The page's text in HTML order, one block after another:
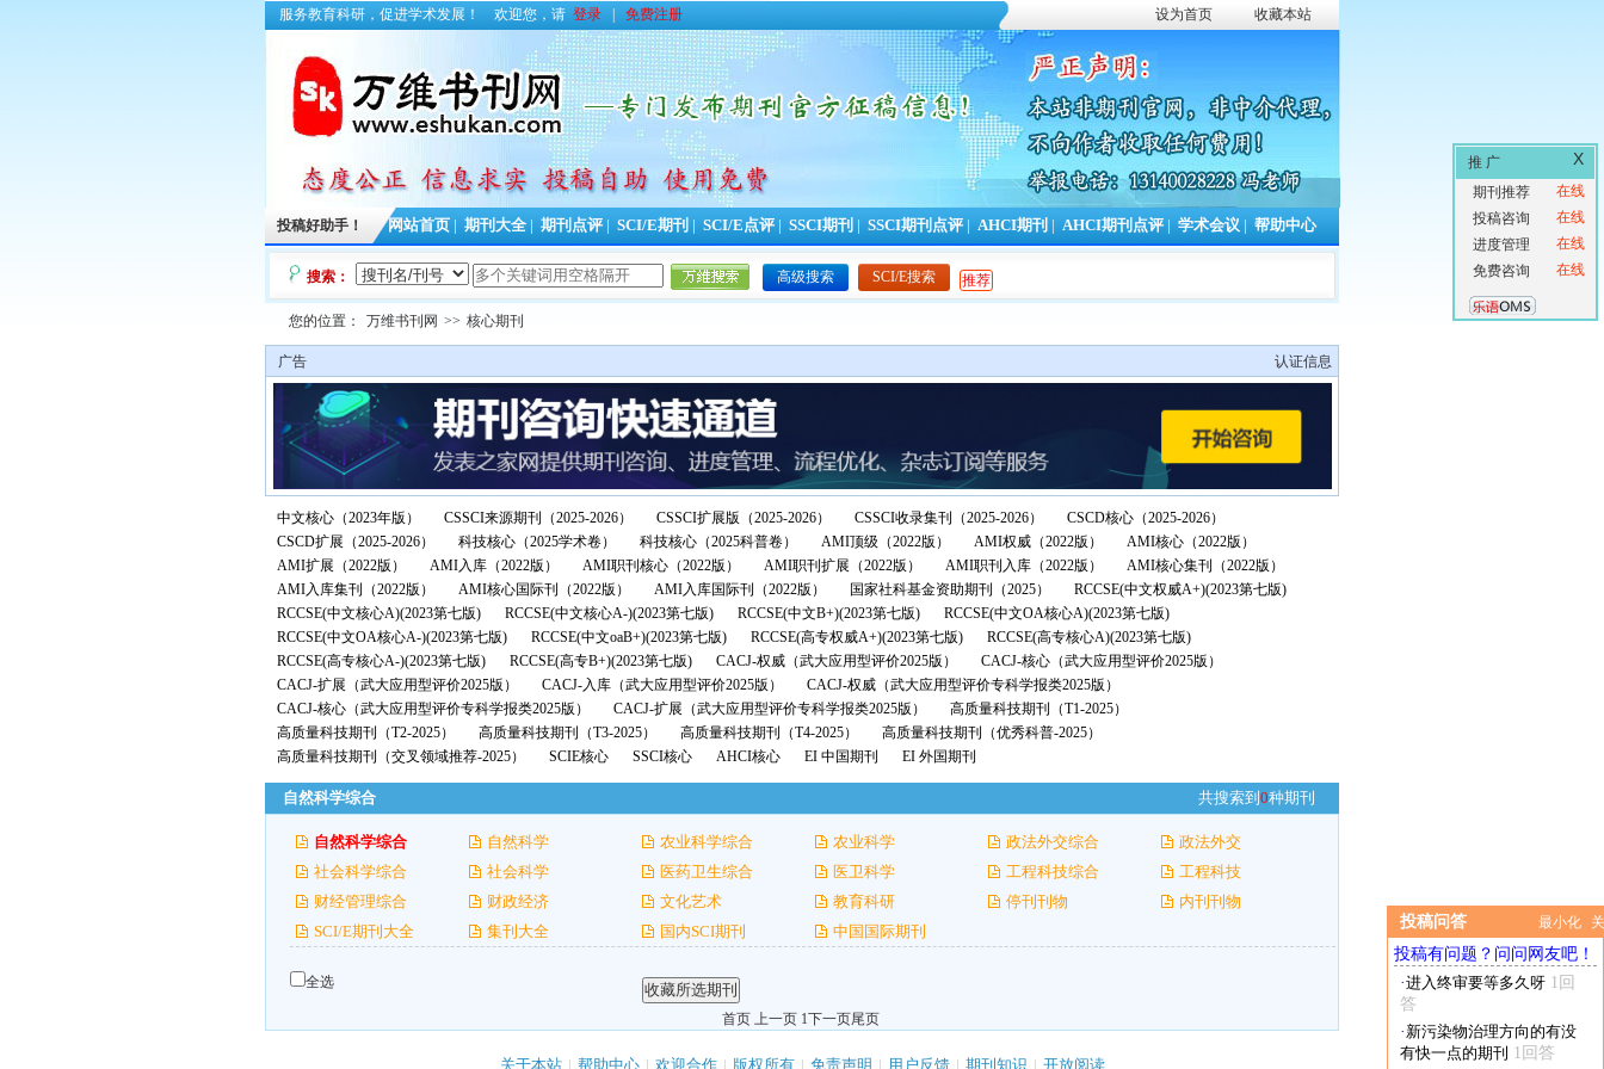
服务教育科研，促进学术发展！ 欢迎您，请 登录 免费注册 设为首页 收藏本站
投稿好助手！ 网站首页 期刊大全 期刊点评 SCI/E期刊 SCI/E点评 SSCI期刊 SSCI期刊点评 AHCI期刊 AHCI期刊点评 学术会议 帮助中心
搜索： 高级搜索 SCI/E搜索 推荐
投稿问答 最小化
投稿有问题？问问网友吧！
·进入终审要等多久呀 1回
答
· 新污染物治理方向的有没
有快一点的期刊 1回答
您的位置： 万维书刊网 >> 核心期刊
认证信息
广告
中文核心（2023年版） CSSCI来源期刊（2025-2026） CSSCI扩展版（2025-2026） CSSCI收录集刊（2025-2026）
CSCD核心（2025-2026）
CSCD扩展（2025-2026）
科技核心（2025学术卷） 科技核心（2025科普卷） AMI顶级（2022版） AMI权威（2022版）
AMI核心（2022版）
AMI扩展（2022版）
AMI入库（2022版） AMI职刊核心（2022版） AMI职刊扩展（2022版） AMI职刊入库（2022版）
AMI核心集刊（2022版）
AMI入库集刊（2022版）
AMI核心国际刊（2022版） AMI入库国际刊（2022版） 国家社科基金资助期刊（2025）
RCCSE(中文权威A+)(2023第七版)
RCCSE(中文核心A)(2023第七版)
RCCSE(中文核心A-)(2023第七版) RCCSE(中文B+)(2023第七版)
RCCSE(中文OA核心A)(2023第七版)
RCCSE(中文OA核心A-)(2023第七版)
RCCSE(中文oaB+)(2023第七版) RCCSE(高专权威A+)(2023第七版)
RCCSE(高专核心A)(2023第七版)
RCCSE(高专核心A-)(2023第七版)
RCCSE(高专B+)(2023第七版) CACJ-权威（武大应用型评价2025版）
CACJ-核心（武大应用型评价2025版）
CACJ-扩展（武大应用型评价2025版）
CACJ-入库（武大应用型评价2025版）
CACJ-权威（武大应用型评价专科学报类2025版）
CACJ-核心（武大应用型评价专科学报类2025版）
CACJ-扩展（武大应用型评价专科学报类2025版）
高质量科技期刊（T1-2025）
高质量科技期刊（T2-2025）
高质量科技期刊（T3-2025） 高质量科技期刊（T4-2025）
高质量科技期刊（优秀科普-2025）
高质量科技期刊（交叉领域推荐-2025）
SCIE核心 SSCI核心 AHCI核心 EI 中国期刊 EI 外国期刊
自然科学综合 共搜索到 0种期刊
自然科学综合 自然科学 农业科学综合 农业科学 政法外交综合
政法外交
社会科学综合
社会科学 医药卫生综合 医卫科学 工程科技综合
工程科技
财经管理综合
财政经济 文化艺术 教育科研 停刊刊物
内刊刊物
SCI/E期刊大全
集刊大全 国内SCI期刊 中国国际期刊
全选
首页 上一页 1下一页尾页
关于本站 | 帮助中心 | 欢迎合作 | 版权所有 | 免责声明 | 用户反馈 | 期刊知识 | 开放阅读
X
推 广
在线
期刊推荐
在线
投稿咨询
在线
进度管理
在线
免费咨询